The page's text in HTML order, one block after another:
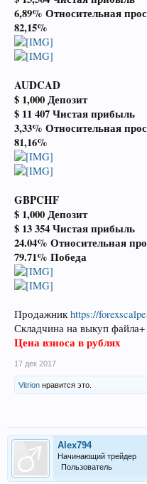
6,89% Относительная
82,15%
AUDCAD
$ 1,000 Депозит
$ 11 407 Чистая прибыль
3,33% Относительная
81,16%
GBPCHF
$ 1,000 Депозит
$ 13 354 Чистая прибыль
24.04% Относительная
79.71% Победа
Продажникhttps://
Складчина на выкуп файла+
Цена взноса в рублях
17 дек 2017
Vitrion нравится это.
Alex794
Начинающий трейдер
Пользователь